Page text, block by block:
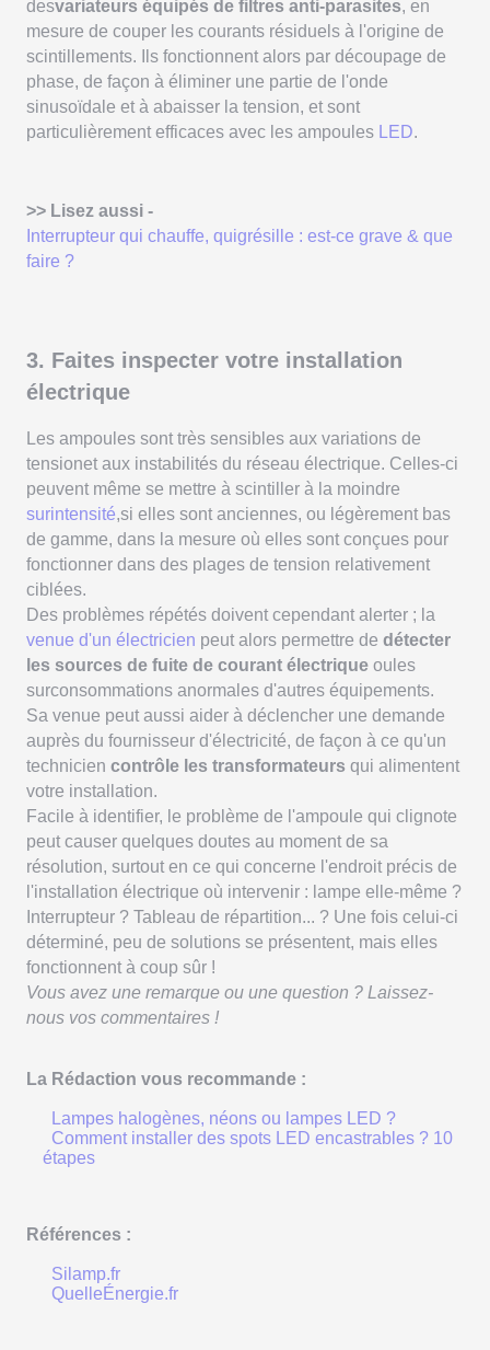
desvariateurs équipés de filtres anti-parasites, en
mesure de couper les courants résiduels à l'origine de
scintillements. Ils fonctionnent alors par découpage de
phase, de façon à éliminer une partie de l'onde
sinusoïdale et à abaisser la tension, et sont
particulièrement efficaces avec les ampoules
LED.
>> Lisez aussi -
Interrupteur qui chauffe, quigrésille : est-ce grave & que
faire ?
3. Faites inspecter votre installation
électrique
Les ampoules sont très sensibles aux variations de
tensionet aux instabilités du réseau électrique. Celles-ci
peuvent même se mettre à scintiller à la moindre
surintensité,si elles sont anciennes, ou légèrement bas
de gamme, dans la mesure où elles sont conçues pour
fonctionner dans des plages de tension relativement
ciblées.
Des problèmes répétés doivent cependant alerter ; la
venue d'un électricien peut alors permettre de détecter
les sources de fuite de courant électrique oules
surconsommations anormales d'autres équipements.
Sa venue peut aussi aider à déclencher une demande
auprès du fournisseur d'électricité, de façon à ce qu'un
technicien contrôle les transformateurs qui alimentent
votre installation.
Facile à identifier, le problème de l'ampoule qui clignote
peut causer quelques doutes au moment de sa
résolution, surtout en ce qui concerne l'endroit précis de
l'installation électrique où intervenir : lampe elle-même ?
Interrupteur ? Tableau de répartition... ? Une fois celui-ci
déterminé, peu de solutions se présentent, mais elles
fonctionnent à coup sûr !
Vous avez une remarque ou une question ? Laissez-
nous vos commentaires !
La Rédaction vous recommande :
Lampes halogènes, néons ou lampes LED ?
Comment installer des spots LED encastrables ? 10
étapes
Références :
Silamp.fr
QuelleÉnergie.fr